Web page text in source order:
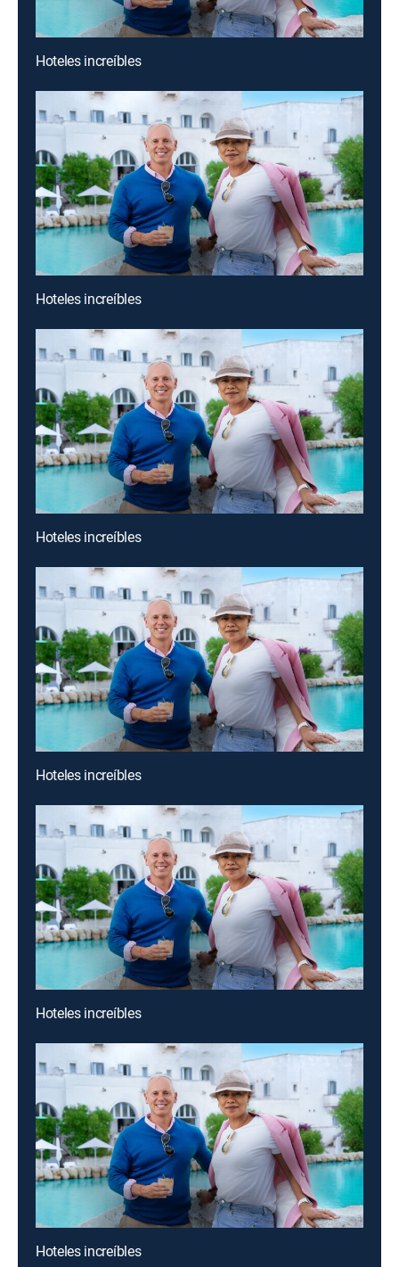
Hoteles increíbles
Hoteles increíbles
Hoteles increíbles
Hoteles increíbles
Hoteles increíbles
Hoteles increíbles